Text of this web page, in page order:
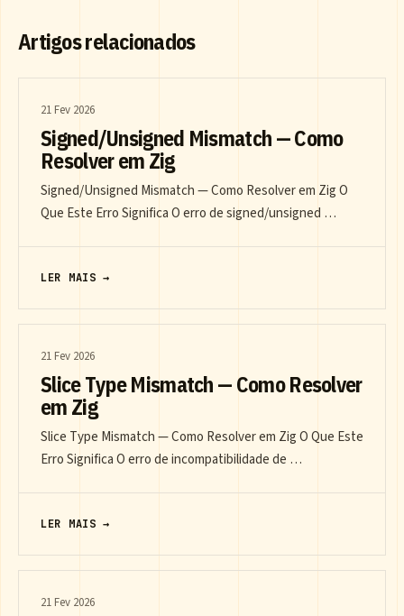
Artigos relacionados
21 Fev 2026
Signed/Unsigned Mismatch — Como
Resolver em Zig
Signed/Unsigned Mismatch — Como Resolver em Zig O
Que Este Erro Significa O erro de signed/unsigned …
LER MAIS →
21 Fev 2026
Slice Type Mismatch — Como Resolver
em Zig
Slice Type Mismatch — Como Resolver em Zig O Que Este
Erro Significa O erro de incompatibilidade de …
LER MAIS →
21 Fev 2026